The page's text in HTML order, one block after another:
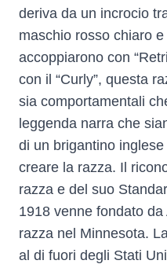
deriva da un incrocio
maschio rosso chiaro
accoppiarono con
con il “Curly”, questa
sia comportamentali
leggenda narra che
di un brigantino
creare la razza. Il
razza e del suo
1918 venne fondato
razza nel Minnesota.
al di fuori degli Stati